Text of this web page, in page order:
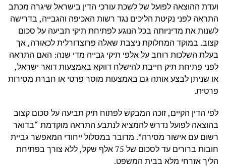
ועדת ההוצאה לפועל של לשכת עורכי הדין בישראל שיגרה מכתב
התראה לפני נקיטת הליכים נגד רשות האכיפה והגבייה, בדרישה
לשנות את מדיניותה בכל הנוגע לפתיחת תיקי תביעה על סכום
קצוב. במוקד המחלוקת ניצבת שאלה פרוצדורלית לכאורה, אך
בעלת השלכות רוחב על אלפי תיקי גבייה מדי שנה: האם התראה
לפני פתיחת תיק חייבת להישלח דווקא באמצעות דואר ישראל,
או שניתן לבצע אותה גם באמצעות מוסר פרטי או חברת מסירות
פרטית.
לפי הדין הקיים, זוכה המבקש לפתוח תיק תביעה על סכום קצוב
בהוצאה לפועל נדרש להמציא לנתבע התראה מוקדמת “בדואר
רשום עם אישור מסירה”. מדובר במסלול ייחודי המאפשר גביית
חובות ברורים עד לסכום של 75 אלף שקל, ללא צורך בפתיחת
הליך אזרחי מלא בבית המשפט.